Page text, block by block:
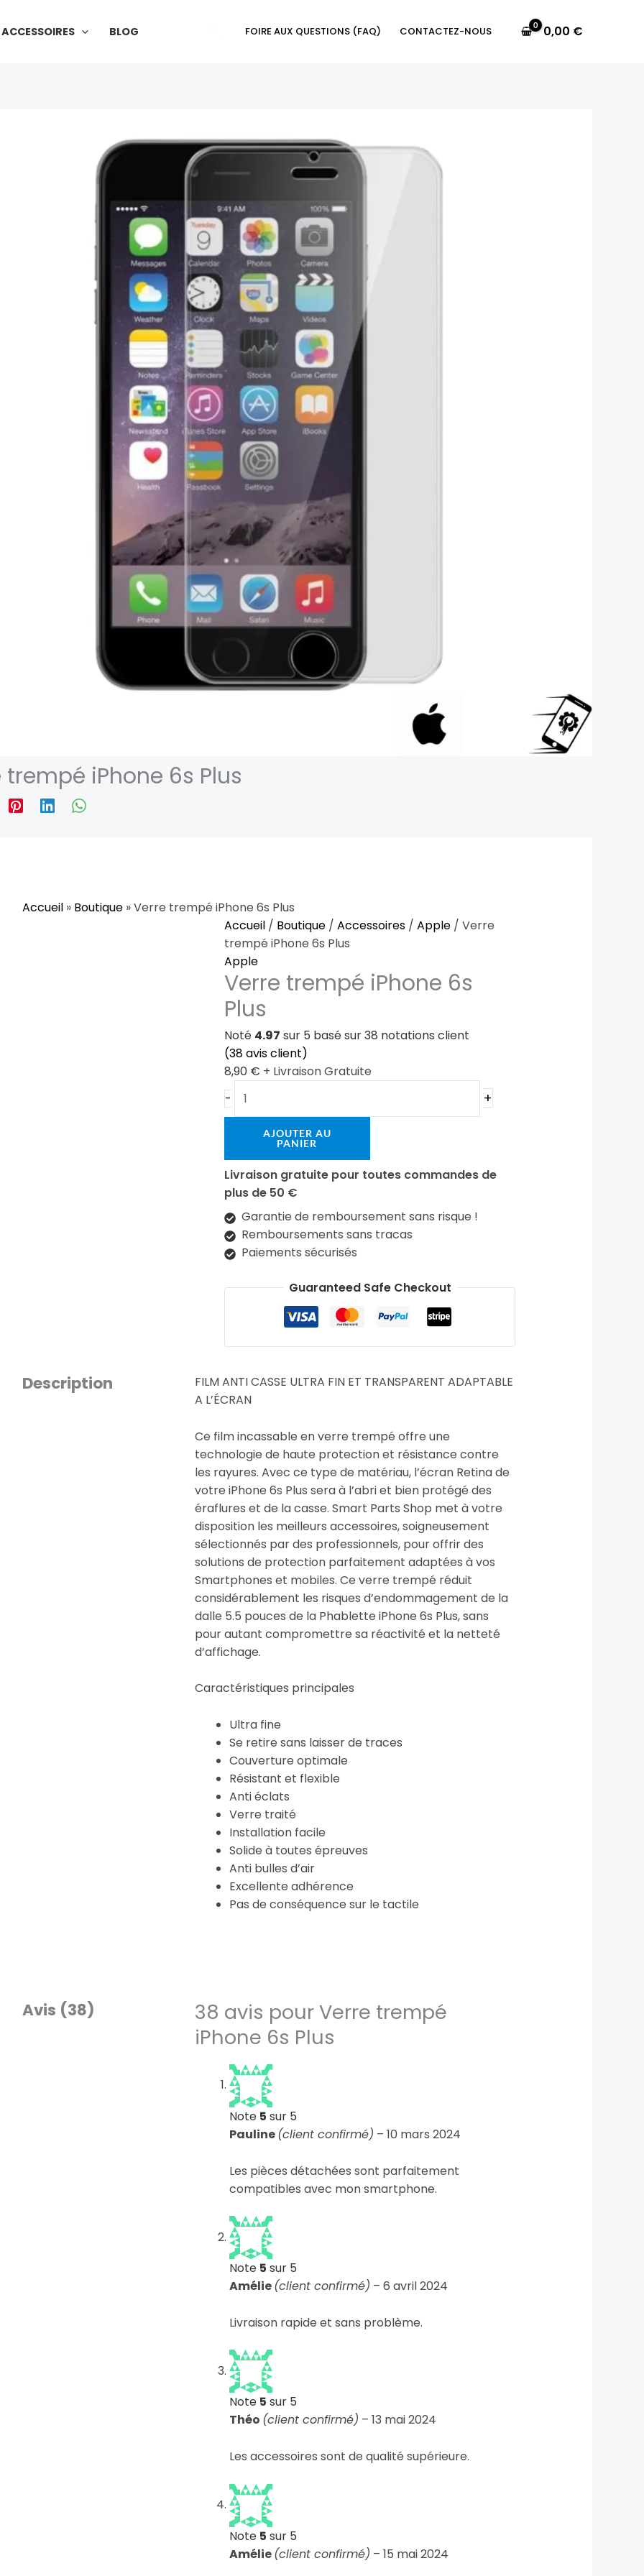
ACCESSOIRES BLOG Rechercher
FOIRE AUX QUESTIONS (FAQ) CONTACTEZ-NOUS 0,00 €
trempé iPhone 6s Plus
Accueil» Boutique»Verre trempé iPhone 6s Plus
Accueil / Boutique /Accessoires /Apple / Verre
trempé iPhone 6s Plus
Apple
Verre trempé iPhone 6s
Plus
Noté 4.97 sur 5 basé sur38 notations client
(38avis client)
8,90 € + Livraison Gratuite
-
quantité
de
Verre
trempé
iPhone
6s
Plus
+
AJOUTER AU
PANIER
Livraison gratuite pour toutes commandes de
plus de 50 €
Garantie de remboursement sans risque !
Remboursements sans tracas
Paiements sécurisés
Guaranteed Safe Checkout
Description
FILM ANTI CASSE ULTRA FIN ET TRANSPARENT ADAPTABLE
A L’ÉCRAN
Ce film incassable en verre trempé offre une
technologie de haute protection et résistance contre
les rayures. Avec ce type de matériau, l’écran Retina de
votre iPhone 6s Plus sera à l’abri et bien protégé des
éraflures et de la casse. Smart Parts Shop met à votre
disposition les meilleurs accessoires, soigneusement
sélectionnés par des professionnels, pour offrir des
solutions de protection parfaitement adaptées à vos
Smartphones et mobiles. Ce verre trempé réduit
considérablement les risques d’endommagement de la
dalle 5.5 pouces de la Phablette iPhone 6s Plus, sans
pour autant compromettre sa réactivité et la netteté
d’affichage.
Caractéristiques principales
Ultra fine
Se retire sans laisser de traces
Couverture optimale
Résistant et flexible
Anti éclats
Verre traité
Installation facile
Solide à toutes épreuves
Anti bulles d’air
Excellente adhérence
Pas de conséquence sur le tactile
Avis (38) 38 avis pourVerre trempé
iPhone 6s Plus
Note 5 sur 5
Pauline(client confirmé) – 10 mars 2024
Les pièces détachées sont parfaitement
compatibles avec mon smartphone.
Note 5 sur 5
Amélie(client confirmé) – 6 avril 2024
Livraison rapide et sans problème.
Note 5 sur 5
Théo (client confirmé) – 13 mai 2024
Les accessoires sont de qualité supérieure.
Note 5 sur 5
Amélie(client confirmé) – 15 mai 2024